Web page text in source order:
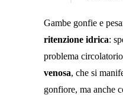
Gambe gonfie e
ritenzione idrica:
problema
venosa, che si
gonfiore, ma anche